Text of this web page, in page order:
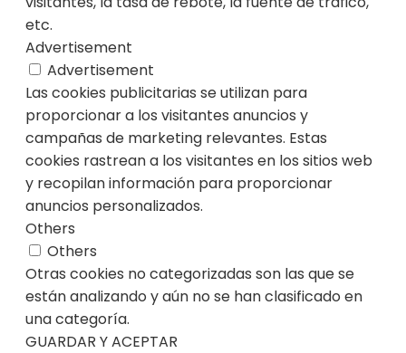
etc.
Advertisement
Advertisement
Las cookies publicitarias se utilizan para
proporcionar a los visitantes anuncios y
campañas de marketing relevantes. Estas
cookies rastrean a los visitantes en los sitios web
y recopilan información para proporcionar
anuncios personalizados.
Others
Others
Otras cookies no categorizadas son las que se
están analizando y aún no se han clasificado en
una categoría.
GUARDAR Y ACEPTAR